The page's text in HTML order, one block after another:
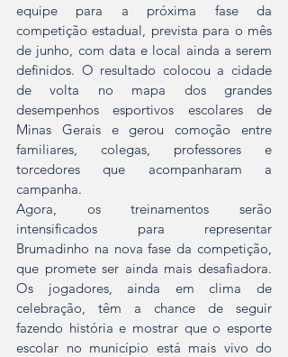
equipe para a próxima fase da
competição estadual, prevista para o mês
de junho, com data e local ainda a serem
definidos. O resultado colocou a cidade
de volta no mapa dos grandes
desempenhos esportivos escolares de
Minas Gerais e gerou comoção entre
familiares, colegas, professores e
torcedores que acompanharam a
campanha.
Agora, os treinamentos serão
intensificados para representar
Brumadinho na nova fase da competição,
que promete ser ainda mais desafiadora.
Os jogadores, ainda em clima de
celebração, têm a chance de seguir
fazendo história e mostrar que o esporte
escolar no município está mais vivo do